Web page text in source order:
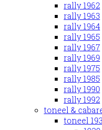
rally 1962
rally 1963
rally 1964
rally 1965
rally 1967
rally 1969
rally 1975
rally 1985
rally 1990
rally 1992
toneel &
toneel